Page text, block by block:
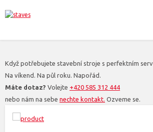
Když potřebujete stavební stroje s perfektním
Na víkend. Na půl roku. Napořád.
Máte dotaz? Volejte +420 585 312 444
nebo nám na sebe nechte kontakt. Ozveme se.